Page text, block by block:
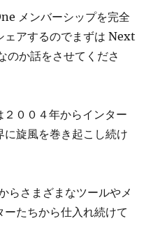
メンバーシップを完全
ェアするのでまずは Next
のか話をさせてくださ
００４年からインター
旋風を巻き起こし続け
らさまざまなツールやメ
たちから仕入れ続けて